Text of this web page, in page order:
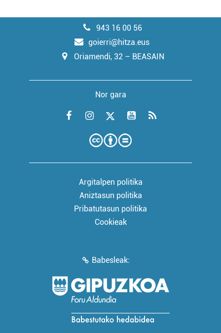
943 16 00 56
goierri@hitza.eus
Oriamendi, 32 – BEASAIN
Nor gara
Argitalpen politika
Aniztasun politika
Pribatutasun politika
Cookieak
Babesleak: